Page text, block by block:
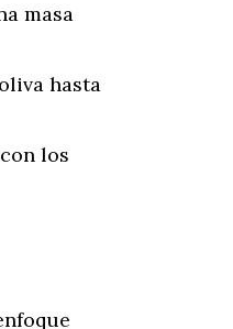
masa
hasta
los